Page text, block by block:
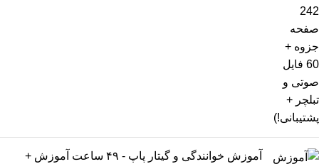
آموزش خوانندگی و گیتار پاپ - ۴۹ ساعت آموزش +